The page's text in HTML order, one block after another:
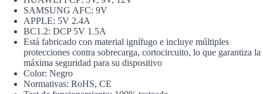
SAMSUNG AFC: 9V
APPLE: 5V 2.4A
BC1.2: DCP 5V 1.5A
Está fabricado con material ignífugo e incluye múltiples
protecciones contra sobrecarga, cortocircuito, lo que garantiza la
máxima seguridad para su dispositivo
Color: Negro
Normativas: RoHS, CE